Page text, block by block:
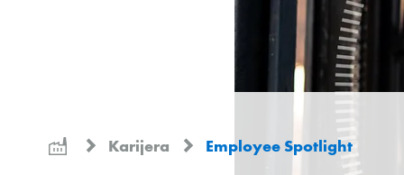
Karijera Employee Spotlight